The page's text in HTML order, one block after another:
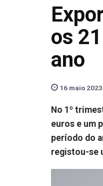
os
ano
16 maio
No 1º
euros e um
período do
registou-se